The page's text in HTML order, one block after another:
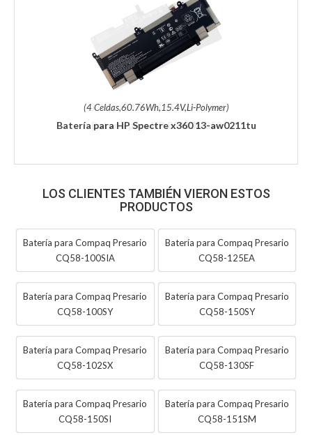
(4 Celdas,60.76Wh,15.4V,Li-Polymer)
Batería para HP Spectre x360 13-aw0211tu
LOS CLIENTES TAMBIÉN VIERON ESTOS
PRODUCTOS
Batería para Compaq Presario
CQ58-100SIA
Batería para Compaq Presario
CQ58-125EA
Batería para Compaq Presario
CQ58-100SY
Batería para Compaq Presario
CQ58-150SY
Batería para Compaq Presario
CQ58-102SX
Batería para Compaq Presario
CQ58-130SF
Batería para Compaq Presario
CQ58-150SI
Batería para Compaq Presario
CQ58-151SM